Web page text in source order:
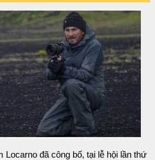
Locarno đã công bố, tại lễ hội lần thứ